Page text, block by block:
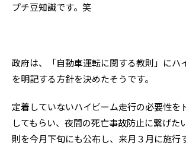
プチ豆知識です。笑
政府は、「自動車運転に関する教則」にハ
を明記する方針を決めたそうです。
定着していないハイビーム走行の必要性を
してもらい、夜間の死亡事故防止に繋げた
則を今月下旬にも公布し、来月３月に施行